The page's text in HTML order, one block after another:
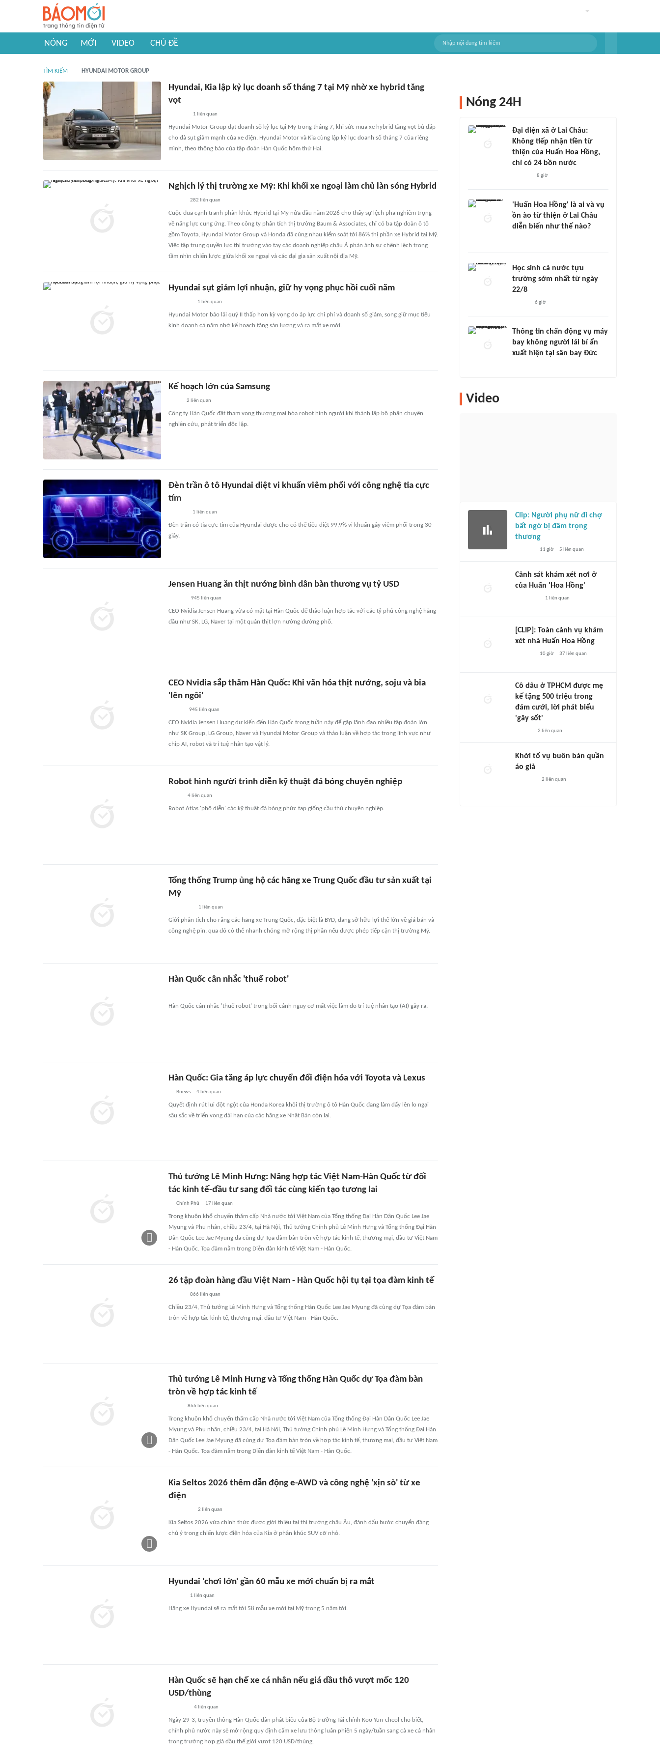
NÓNG MỚI VIDEO CHỦ ĐỀ
TÌM KIẾM HYUNDAI MOTOR GROUP
Hyundai, Kia lập kỷ lục doanh số tháng 7 tại Mỹ nhờ xe hybrid tăng
vọt
1 liên quan
Hyundai Motor Group đạt doanh số kỷ lục tại Mỹ trong tháng 7, khi sức mua xe hybrid tăng vọt bù đắp
cho đà sụt giảm mạnh của xe điện. Hyundai Motor và Kia cùng lập kỷ lục doanh số tháng 7 của riêng
mình, theo thông báo của tập đoàn Hàn Quốc hôm thứ Hai.
Nghịch lý thị trường xe Mỹ: Khi khối xe ngoại làm chủ làn sóng Hybrid
282 liên quan
Cuộc đua cạnh tranh phân khúc Hybrid tại Mỹ nửa đầu năm 2026 cho thấy sự lệch pha nghiêm trọng
về năng lực cung ứng. Theo công ty phân tích thị trường Baum & Associates, chỉ có ba tập đoàn ô tô
gồm Toyota, Hyundai Motor Group và Honda đã cùng nhau kiểm soát tới 86% thị phần xe Hybrid tại Mỹ.
Việc tập trung quyền lực thị trường vào tay các doanh nghiệp châu Á phản ánh sự chênh lệch trong
tầm nhìn chiến lược giữa khối xe ngoại và các đại gia sản xuất nội địa Mỹ.
Hyundai sụt giảm lợi nhuận, giữ hy vọng phục hồi cuối năm
1 liên quan
Hyundai Motor báo lãi quý II thấp hơn kỳ vọng do áp lực chi phí và doanh số giảm, song giữ mục tiêu
kinh doanh cả năm nhờ kế hoạch tăng sản lượng và ra mắt xe mới.
Kế hoạch lớn của Samsung
2 liên quan
Công ty Hàn Quốc đặt tham vọng thương mại hóa robot hình người khi thành lập bộ phận chuyên
nghiên cứu, phát triển độc lập.
Đèn trần ô tô Hyundai diệt vi khuẩn viêm phổi với công nghệ tia cực
tím
1 liên quan
Đèn trần có tia cực tím của Hyundai được cho có thể tiêu diệt 99,9% vi khuẩn gây viêm phổi trong 30
giây.
Jensen Huang ăn thịt nướng bình dân bàn thương vụ tỷ USD
945 liên quan
CEO Nvidia Jensen Huang vừa có mặt tại Hàn Quốc để thảo luận hợp tác với các tỷ phú công nghệ hàng
đầu như SK, LG, Naver tại một quán thịt lợn nướng đường phố.
CEO Nvidia sắp thăm Hàn Quốc: Khi văn hóa thịt nướng, soju và bia
'lên ngôi'
945 liên quan
CEO Nvidia Jensen Huang dự kiến đến Hàn Quốc trong tuần này để gặp lãnh đạo nhiều tập đoàn lớn
như SK Group, LG Group, Naver và Hyundai Motor Group và thảo luận về hợp tác trong lĩnh vực như
chip AI, robot và trí tuệ nhân tạo vật lý.
Robot hình người trình diễn kỹ thuật đá bóng chuyên nghiệp
4 liên quan
Robot Atlas 'phô diễn' các kỹ thuật đá bóng phức tạp giống cầu thủ chuyên nghiệp.
Tổng thống Trump ủng hộ các hãng xe Trung Quốc đầu tư sản xuất tại
Mỹ
1 liên quan
Giới phân tích cho rằng các hãng xe Trung Quốc, đặc biệt là BYD, đang sở hữu lợi thế lớn về giá bán và
công nghệ pin, qua đó có thể nhanh chóng mở rộng thị phần nếu được phép tiếp cận thị trường Mỹ.
Hàn Quốc cân nhắc 'thuế robot'
Hàn Quốc cân nhắc 'thuế robot' trong bối cảnh nguy cơ mất việc làm do trí tuệ nhân tạo (AI) gây ra.
Hàn Quốc: Gia tăng áp lực chuyển đổi điện hóa với Toyota và Lexus
Bnews 4 liên quan
Quyết định rút lui đột ngột của Honda Korea khỏi thị trường ô tô Hàn Quốc đang làm dấy lên lo ngại
sâu sắc về triển vọng dài hạn của các hãng xe Nhật Bản còn lại.
Thủ tướng Lê Minh Hưng: Nâng hợp tác Việt Nam-Hàn Quốc từ đối
tác kinh tế-đầu tư sang đối tác cùng kiến tạo tương lai
Chính Phủ 17 liên quan
Trong khuôn khổ chuyến thăm cấp Nhà nước tới Việt Nam của Tổng thống Đại Hàn Dân Quốc Lee Jae
Myung và Phu nhân, chiều 23/4, tại Hà Nội, Thủ tướng Chính phủ Lê Minh Hưng và Tổng thống Đại Hàn
Dân Quốc Lee Jae Myung đã cùng dự Tọa đàm bàn tròn về hợp tác kinh tế, thương mại, đầu tư Việt Nam
- Hàn Quốc. Tọa đàm nằm trong Diễn đàn kinh tế Việt Nam - Hàn Quốc.
26 tập đoàn hàng đầu Việt Nam - Hàn Quốc hội tụ tại tọa đàm kinh tế
866 liên quan
Chiều 23/4, Thủ tướng Lê Minh Hưng và Tổng thống Hàn Quốc Lee Jae Myung đã cùng dự Tọa đàm bàn
tròn về hợp tác kinh tế, thương mại, đầu tư Việt Nam - Hàn Quốc.
Thủ tướng Lê Minh Hưng và Tổng thống Hàn Quốc dự Tọa đàm bàn
tròn về hợp tác kinh tế
866 liên quan
Trong khuôn khổ chuyến thăm cấp Nhà nước tới Việt Nam của Tổng thống Đại Hàn Dân Quốc Lee Jae
Myung và Phu nhân, chiều 23/4, tại Hà Nội, Thủ tướng Chính phủ Lê Minh Hưng và Tổng thống Đại Hàn
Dân Quốc Lee Jae Myung đã cùng dự Tọa đàm bàn tròn về hợp tác kinh tế, thương mại, đầu tư Việt Nam
- Hàn Quốc. Tọa đàm nằm trong Diễn đàn kinh tế Việt Nam - Hàn Quốc.
Kia Seltos 2026 thêm dẫn động e-AWD và công nghệ 'xịn sò' từ xe
điện
2 liên quan
Kia Seltos 2026 vừa chính thức được giới thiệu tại thị trường châu Âu, đánh dấu bước chuyển đáng
chú ý trong chiến lược điện hóa của Kia ở phân khúc SUV cỡ nhỏ.
Hyundai 'chơi lớn' gần 60 mẫu xe mới chuẩn bị ra mắt
1 liên quan
Hãng xe Hyundai sẽ ra mắt tới 58 mẫu xe mới tại Mỹ trong 5 năm tới.
Hàn Quốc sẽ hạn chế xe cá nhân nếu giá dầu thô vượt mốc 120
USD/thùng
4liên quan
Ngày 29-3, truyền thông Hàn Quốc dẫn phát biểu của Bộ trưởng Tài chính Koo Yun-cheol cho biết,
chính phủ nước này sẽ mở rộng quy định cấm xe lưu thông luân phiên 5 ngày/tuần sang cả xe cá nhân
trong trường hợp giá dầu thế giới vượt 120 USD/thùng.
Nóng 24H
Đại diện xã ở Lai Châu:
Không tiếp nhận tiền từ
thiện của Huấn Hoa Hồng,
chỉ có 24 bồn nước
8 giờ
'Huấn Hoa Hồng' là ai và vụ
ồn ào từ thiện ở Lai Châu
diễn biến như thế nào?
Học sinh cả nước tựu
trường sớm nhất từ ngày
22/8
6 giờ
Thông tin chấn động vụ máy
bay không người lái bí ẩn
xuất hiện tại sân bay Đức
Video
Clip: Người phụ nữ đi chợ
bất ngờ bị đâm trọng
thương
11 giờ 5 liên quan
Cảnh sát khám xét nơi ở
của Huấn 'Hoa Hồng'
1 liên quan
[CLIP]: Toàn cảnh vụ khám
xét nhà Huấn Hoa Hồng
10 giờ 37liên quan
Cô dâu ở TPHCM được mẹ
kế tặng 500 triệu trong
đám cưới, lời phát biểu
'gây sốt'
2 liên quan
Khởi tố vụ buôn bán quần
áo giả
2 liên quan